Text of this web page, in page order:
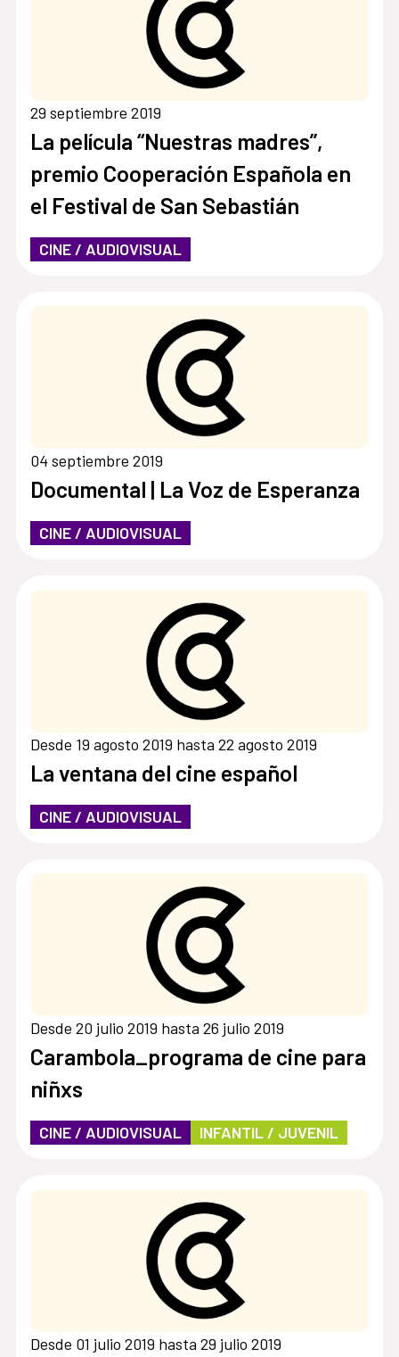
29 septiembre 2019
La película “Nuestras madres”,
premio Cooperación Española en
el Festival de San Sebastián
CINE / AUDIOVISUAL
04 septiembre 2019
Documental | La Voz de Esperanza
CINE / AUDIOVISUAL
Desde 19 agosto 2019 hasta 22 agosto 2019
La ventana del cine español
CINE / AUDIOVISUAL
Desde 20 julio 2019 hasta 26 julio 2019
Carambola_programa de cine para
niñxs
CINE / AUDIOVISUAL INFANTIL / JUVENIL
Desde 01 julio 2019 hasta 29 julio 2019